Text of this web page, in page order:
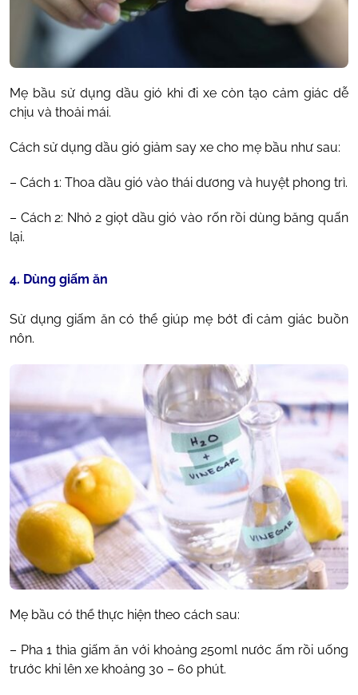
Mẹ bầu sử dụng dầu gió khi đi xe còn tạo cảm giác dễ
chịu và thoải mái.
Cách sử dụng dầu gió giảm say xe cho mẹ bầu như sau:
– Cách 1: Thoa dầu gió vào thái dương và huyệt phong trì.
– Cách 2: Nhỏ 2 giọt dầu gió vào rốn rồi dùng băng quấn
lại.
4. Dùng giấm ăn
Sử dụng giấm ăn có thể giúp mẹ bớt đi cảm giác buồn
nôn.
Mẹ bầu có thể thực hiện theo cách sau:
– Pha 1 thìa giấm ăn với khoảng 250ml nước ấm rồi uống
trước khi lên xe khoảng 30 – 60 phút.